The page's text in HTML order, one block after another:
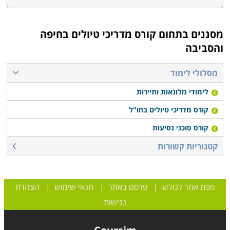
מסננים בתחום קורס מדריכי טיולים בחיפה
והסביבה
מסלולי לימוד
לימודי מלונאות ותיירות
קורס מדריכי טיולים בחו"ל
קורס סוכני נסיעות
קטגוריות קשורות
מפת אתר לגולש |פרסם באתר | תנאי שימוש | הצהרת
נגישות